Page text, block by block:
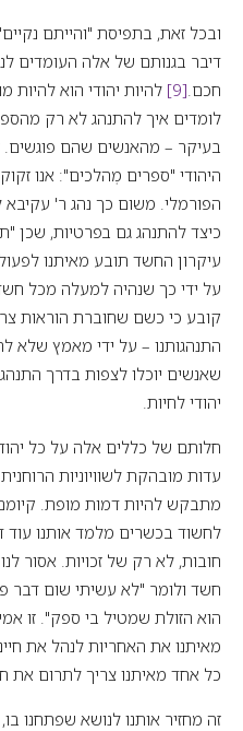
ובכל זאת, בתפיסת "והייתם
דיבר בגנותם של אלה העומדים
חכם. [9]
להיות יהודי הוא להיות
לומדים איך להתנהג לא רק
בעיקר – מהאנשים שהם פוגשים.
היהודי "ספרים מְהלכים": אנו
הפורמלי. משום כך נהג ר'
כיצד להתנהג גם בפרטיות, שכן
עיקרון החשד תובע מאיתנו
על ידי כך שנהיה למעלה מכל
קובע כי כשם שחוברת הוראות
התנהגותנו – על ידי מאמץ שלא
שאנשים יוכלו לצפות בדרך
יהודי לחיות.
חלותם של כללים אלה על כל
עדות מובהקת לשוויוניות
מתבקש להיות דמות מופת.
לחשוד בכשרים מלמד אותנו
חובות, לא רק של זכויות. אסור
חשד ולומר "לא עשיתי שום דבר
הוא הזולת שמטיל בי ספק". זו
מאיתנו את האחריות לנהל את
כל אחד מאיתנו צריך לתרום את
זה מחזיר אותנו לנושא שפתחנו